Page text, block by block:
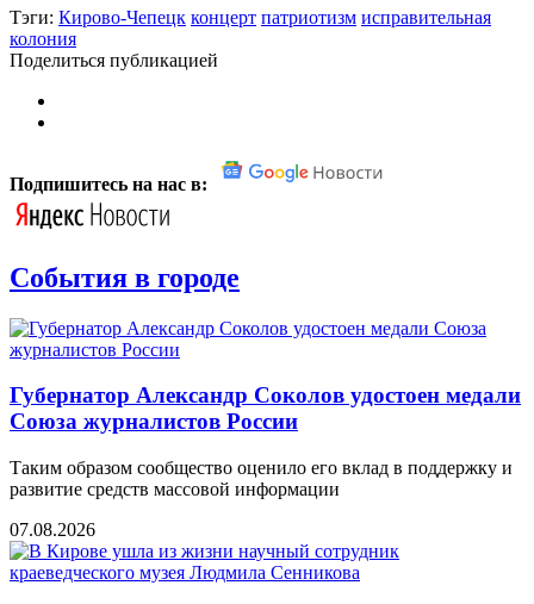
Тэги: Кирово-Чепецк концерт патриотизм исправительная
колония
Поделиться публикацией
Подпишитесь на нас в:
События в городе
Губернатор Александр Соколов удостоен медали
Союза журналистов России
Таким образом сообщество оценило его вклад в поддержку и
развитие средств массовой информации
07.08.2026